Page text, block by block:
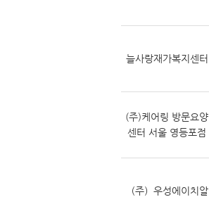
늘사랑재가복지센터
(주)케어링 방문요양
센터 서울 영등포점
（주）우성에이치알